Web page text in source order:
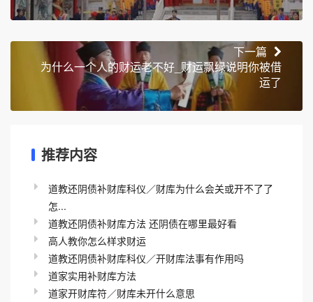
下一篇
为什么一个人的财运老不好_财运飘绿说明你被借
运了
推荐内容
道教还阴债补财库科仪／财库为什么会关或开不了了
怎...
道教还阴债补财库方法 还阴债在哪里最好看
高人教你怎么样求财运
道教还阴债补财库科仪／开财库法事有作用吗
道家实用补财库方法
道家开财库符／财库未开什么意思